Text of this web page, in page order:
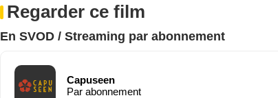
Regarder ce film
En SVOD / Streaming par abonnement
Capuseen
Par abonnement